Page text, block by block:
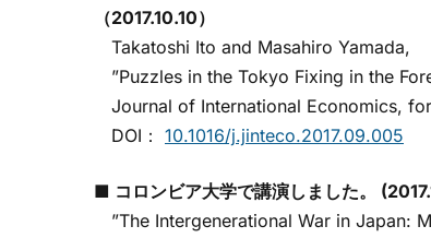
（2017.10.10）
Takatoshi Ito and Masahiro Yamada,
”Puzzles in the Tokyo Fixing in the
Journal of International Economics,
DOI： 10.1016/j.jinteco.2017.09.005
■ コロンビア大学で講演しました。
”The Intergenerational War in Japan: